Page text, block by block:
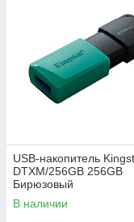
USB-накопитель
DTXM/256GB 256GB
Бирюзовый
В наличии